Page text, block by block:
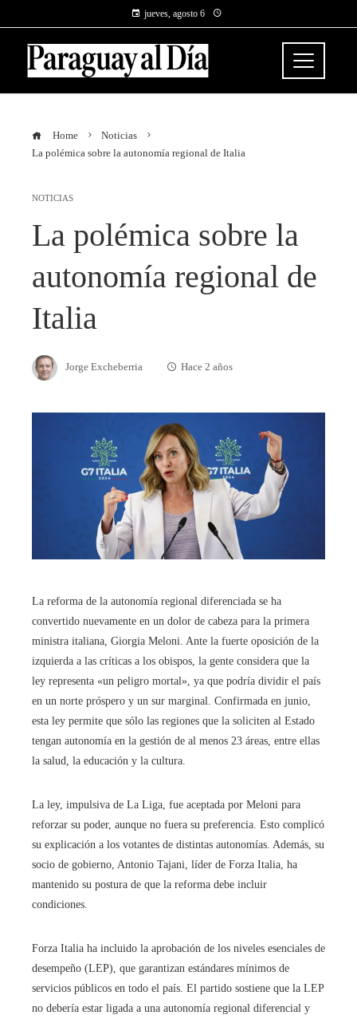
jueves, agosto 6
Home
Noticias
La polémica sobre la autonomía regional de Italia
NOTICIAS
La polémica sobre la
autonomía regional de
Italia
Jorge Excheberria Hace 2 años
La reforma de la autonomía regional diferenciada se ha
convertido nuevamente en un dolor de cabeza para la primera
ministra italiana, Giorgia Meloni. Ante la fuerte oposición de la
izquierda a las críticas a los obispos, la gente considera que la
ley representa «un peligro mortal», ya que podría dividir el país
en un norte próspero y un sur marginal. Confirmada en junio,
esta ley permite que sólo las regiones que la soliciten al Estado
tengan autonomía en la gestión de al menos 23 áreas, entre ellas
la salud, la educación y la cultura.
La ley, impulsiva de La Liga, fue aceptada por Meloni para
reforzar su poder, aunque no fuera su preferencia. Esto complicó
su explicación a los votantes de distintas autonomías. Además, su
socio de gobierno, Antonio Tajani, líder de Forza Italia, ha
mantenido su postura de que la reforma debe incluir
condiciones.
Forza Italia ha incluido la aprobación de los niveles esenciales de
desempeño (LEP), que garantizan estándares mínimos de
servicios públicos en todo el país. El partido sostiene que la LEP
no debería estar ligada a una autonomía regional diferencial y